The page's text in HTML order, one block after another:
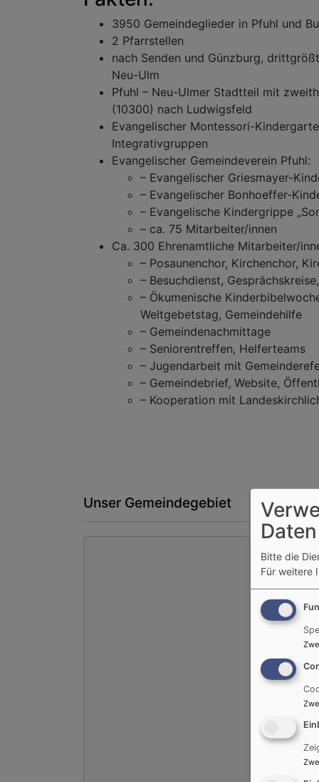
3950 Gemeindeglieder in Pfuhl und
2 Pfarrstellen
nach Senden und Günzburg,
Neu-Ulm
Pfuhl – Neu-Ulmer Stadtteil mit
(10300) nach Ludwigsfeld
Evangelischer Montessori-
Integrativgruppen
Evangelischer Gemeindeverein Pfuhl:
– Evangelischer Griesmayer-
– Evangelischer Bonhoeffer-
– Evangelische Kindergrippe
– ca. 75 Mitarbeiter/innen
Ca. 300 Ehrenamtliche Mitarbeiter/
– Posaunenchor, Kirchenchor,
– Besuchdienst,
– Ökumenische
Weltgebetstag, Gemeindehilfe
– Gemeindenachmittage
– Seniorentreffen, Helferteams
– Jugendarbeit mit
– Gemeindebrief, Website,
– Kooperation mit
Unser Gemeindegebiet
Bitte die
Für weitere